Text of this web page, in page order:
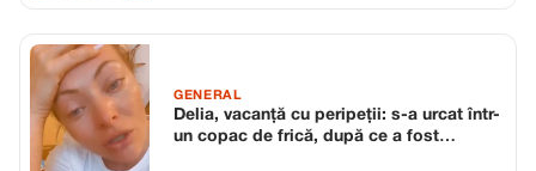
GENERAL
Delia, vacanță cu peripeții: s-a urcat într-
un copac de frică, după ce a fost